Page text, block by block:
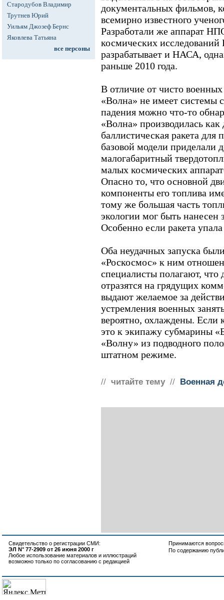
Стародубов Владимир
Трутнев Юрий
Уильям Джозеф Бернс
Яковлева Татьяна
все персоны
документальных фильмов,
всемирно известного
Разработали же аппарат
космических
разрабатывает и НАСА,
раньше 2010 года.
В отличие от чисто
«Волна» не имеет системы
падения можно что-то
«Волна» производилась как
баллистическая ракета
базовой модели приделали
малогабаритный
малых космических
Опасно то, что основной
компоненты его топлива
тому же большая часть
экологии мог быть нанесен
Особенно если ракета
Оба неудачных запуска
«Роскосмос» к ним
специалисты полагают, что
отразятся на грядущих
выдают желаемое за
устремления военных
вероятно, охлаждены. Если
это к экипажу субмарины
«Волну» из подводного
штатном режиме.
// читайте тему // Военная
Свидетельство о регистрации СМИ:
ЭЛ N° 77-2909 от 26 июня 2000 г
Любое использование материалов и иллюстраций
возможно только по согласованию с редакцией
Принимаются
По содержанию